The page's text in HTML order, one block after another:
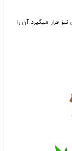
قرار میگیرد آن را